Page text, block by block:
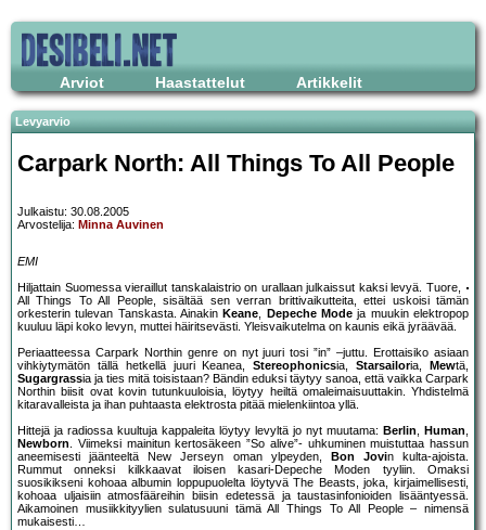
Arviot Haastattelut Artikkelit
Levyarvio
Carpark North: All Things To All People
Julkaistu: 30.08.2005
Arvostelija: Minna Auvinen
EMI
Hiljattain Suomessa vieraillut tanskalaistrio on urallaan julkaissut kaksi levyä. Tuore,
All Things To All People, sisältää sen verran brittivaikutteita, ettei uskoisi tämän
orkesterin tulevan Tanskasta. Ainakin Keane, Depeche Mode ja muukin elektropop
kuuluu läpi koko levyn, muttei häiritsevästi. Yleisvaikutelma on kaunis eikä jyräävää.
Periaatteessa Carpark Northin genre on nyt juuri tosi ”in” –juttu. Erottaisiko asiaan
vihkiytymätön tällä hetkellä juuri Keanea,Stereophonicsia,Starsailoria, Mewtä,
Sugargrassia ja ties mitä toisistaan? Bändin eduksi täytyy sanoa, että vaikka Carpark
Northin biisit ovat kovin tutunkuuloisia, löytyy heiltä omaleimaisuuttakin. Yhdistelmä
kitaravalleista ja ihan puhtaasta elektrosta pitää mielenkiintoa yllä.
Hittejä ja radiossa kuultuja kappaleita löytyy levyltä jo nyt muutama: Berlin, Human,
Newborn. Viimeksi mainitun kertosäkeen ”So alive”- uhkuminen muistuttaa hassun
aneemisesti jäänteeltä New Jerseyn oman ylpeyden,
Bon Jovin kulta-ajoista.
Rummut onneksi kilkkaavat iloisen kasari-Depeche Moden tyyliin. Omaksi
suosikikseni kohoaa albumin loppupuolelta löytyvä The Beasts, joka, kirjaimellisesti,
kohoaa uljaisiin atmosfääreihin biisin edetessä ja taustasinfonioiden lisääntyessä.
Aikamoinen musiikkityylien sulatusuuni tämä All Things To All People – nimensä
mukaisesti…